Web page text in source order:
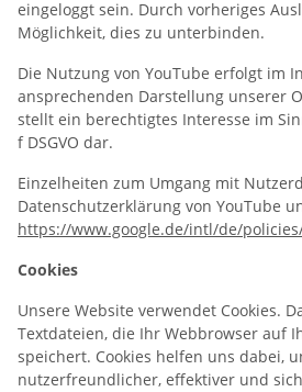
eingeloggt sein. Durch vorheriges
Möglichkeit, dies zu unterbinden.
Die Nutzung von YouTube erfolgt im
ansprechenden Darstellung unserer
stellt ein berechtigtes Interesse im
f DSGVO dar.
Einzelheiten zum Umgang mit
Datenschutzerklärung von YouTube
https://www.google.de/intl/de/
Cookies
Unsere Website verwendet Cookies.
Textdateien, die Ihr Webbrowser auf
speichert. Cookies helfen uns dabei,
nutzerfreundlicher, effektiver und